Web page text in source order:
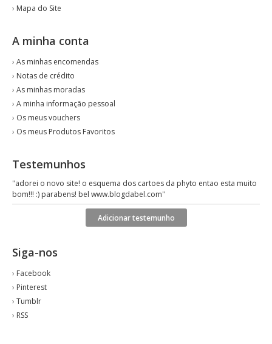
› Mapa do Site
A minha conta
› As minhas encomendas
› Notas de crédito
› As minhas moradas
› A minha informação pessoal
› Os meus vouchers
› Os meus Produtos Favoritos
Testemunhos
"adorei o novo site! o esquema dos cartoes da phyto entao esta muito
bom!!! :) parabens! bel www.blogdabel.com"
Adicionar testemunho
Siga-nos
› Facebook
› Pinterest
› Tumblr
› RSS